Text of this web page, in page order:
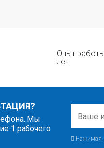
Опыт
лет
Мы
1 рабочего
Нажимая